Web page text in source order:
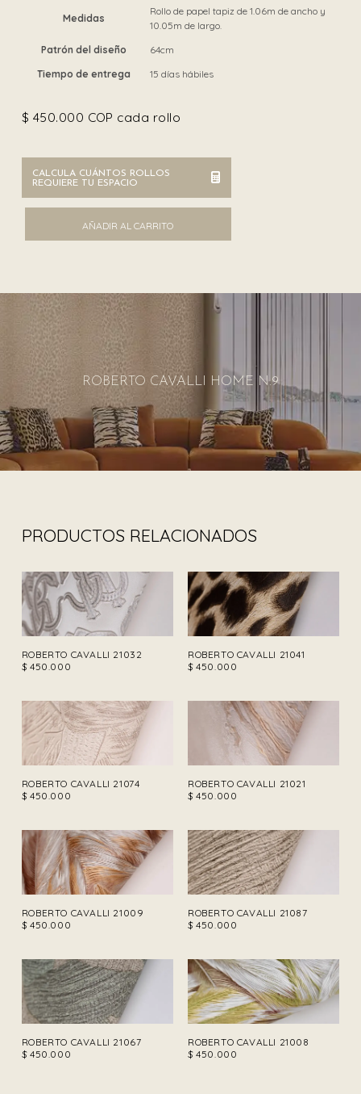
Medidas
Rollo de papel tapiz de 1.06m de ancho y
10.05m de largo.
Patrón del diseño
64cm
Tiempo de entrega
15 días hábiles
$ 450.000 COP cada rollo
CALCULA CUÁNTOS ROLLOS
REQUIERE TU ESPACIO
AÑADIR AL CARRITO
ROBERTO CAVALLI HOME N.9
PRODUCTOS RELACIONADOS
ROBERTO CAVALLI 21032
$450.000
ROBERTO CAVALLI 21041
$450.000
ROBERTO CAVALLI 21074
$450.000
ROBERTO CAVALLI 21021
$450.000
ROBERTO CAVALLI 21009
$450.000
ROBERTO CAVALLI 21087
$450.000
ROBERTO CAVALLI 21067
$450.000
ROBERTO CAVALLI 21008
$450.000